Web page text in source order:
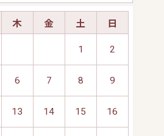
木 金 土 日
1 2
6 7 8 9
13 14 15 16